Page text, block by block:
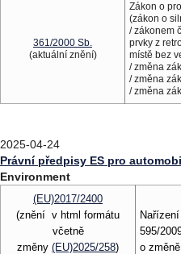
361/2000 Sb.
(aktuální znění)
Zákon o
(zákon o
/ zákonem
prvky z
místě bez
/ změna
/ změna
/ změna
2025-04-24
Právní předpisy ES pro
Environment
(EU)2017/2400
(znění v html formátu
včetně
změny (EU)2025/258)
595/
o